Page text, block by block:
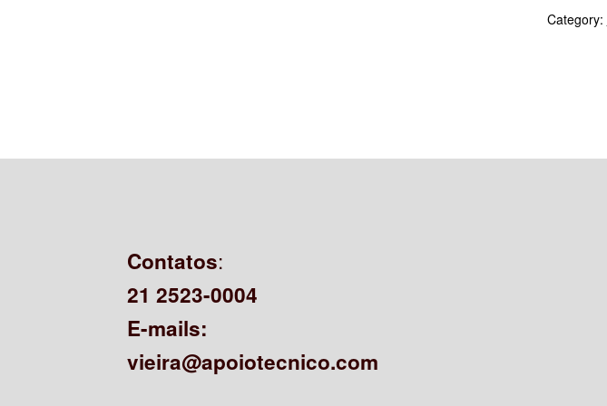
Category:
Contatos:
21 2523-0004
E-mails:
vieira@apoiotecnico.com